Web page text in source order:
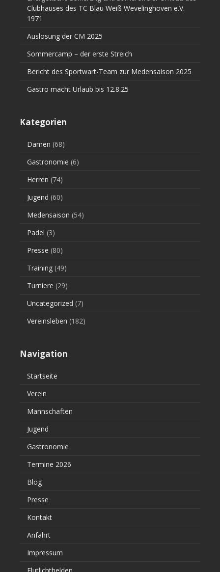
Clubhauses des TC Blau Weiß Wevelinghoven e.V.
1971
Auslosung der CM 2025
Sommercamp – der erste Streich
Bericht des Sportwart-Team zur Medensaison 2025
Gastro macht Urlaub bis 12.8.25
Kategorien
Damen (68)
Gastronomie (6)
Herren (74)
Jugend (60)
Medensaison (54)
Padel (3)
Presse (80)
Training (49)
Turniere (29)
Uncategorized (7)
Vereinsleben (182)
Navigation
Startseite
Verein
Mannschaften
Jugend
Gastronomie
Termine 2026
Blog
Presse
Kontakt
Anfahrt
Impressum